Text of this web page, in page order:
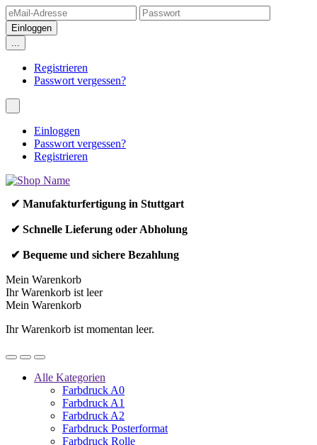
...
Registrieren
Passwort vergessen?
Einloggen
Passwort vergessen?
Registrieren
✔ Manufakturfertigung in Stuttgart
✔ Schnelle Lieferung oder Abholung
✔ Bequeme und sichere Bezahlung
Mein Warenkorb
Ihr Warenkorb ist leer
Mein Warenkorb
Ihr Warenkorb ist momentan leer.
Alle Kategorien
Farbdruck A0
Farbdruck A1
Farbdruck A2
Farbdruck Posterformat
Farbdruck Rolle